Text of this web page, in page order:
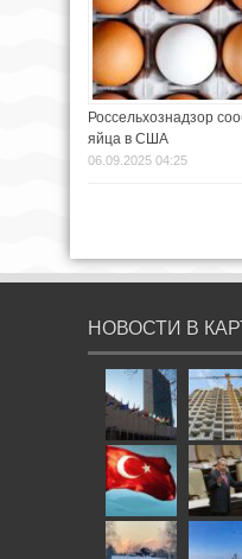
Россельхознадзор
яйца в США
06.09.2025 04:25
НОВОСТИ В